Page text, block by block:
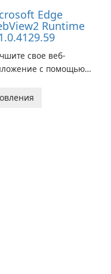
Edge
Runtime
свое веб-
с помощью
Edge WebView2!